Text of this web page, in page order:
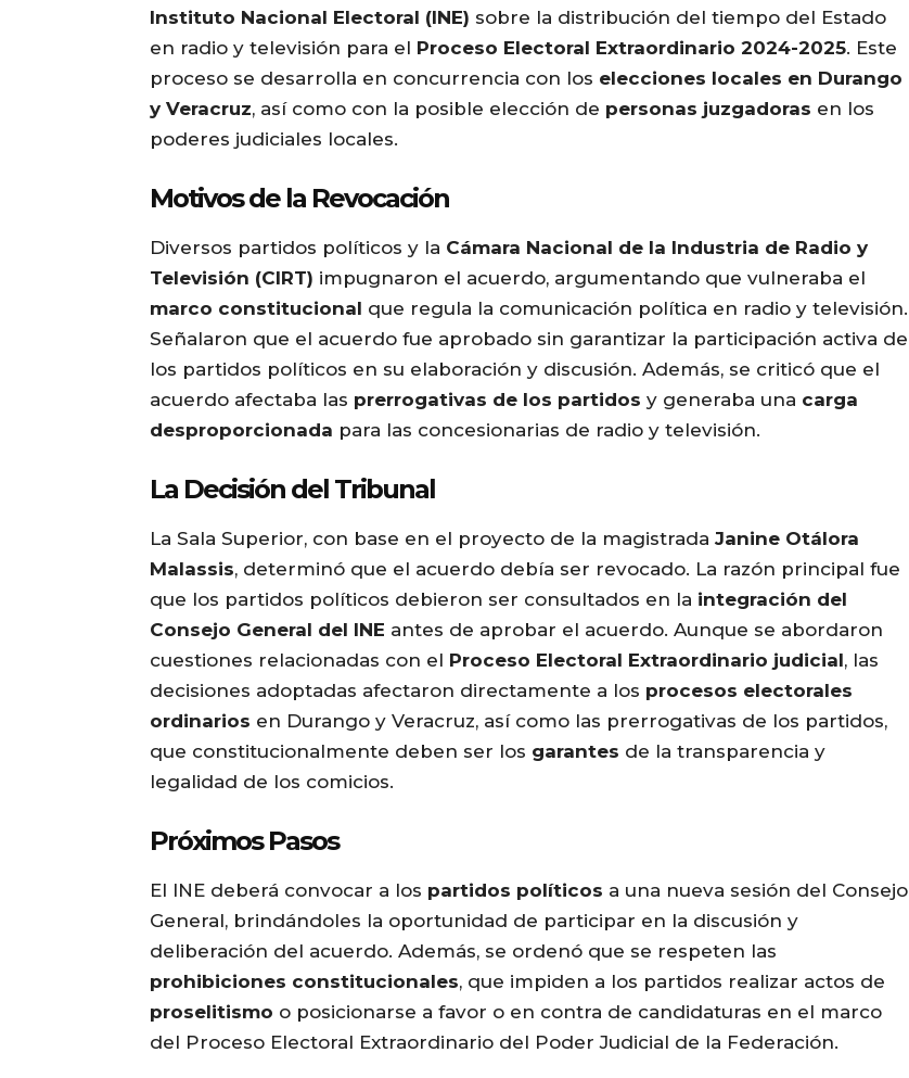
Instituto Nacional Electoral (INE) sobre la distribución del tiempo del Estado
en radio y televisión para el Proceso Electoral Extraordinario 2024-2025. Este
proceso se desarrolla en concurrencia con los elecciones locales en Durango
y Veracruz, así como con la posible elección de personas juzgadoras en los
poderes judiciales locales.
Motivos de la Revocación
Diversos partidos políticos y la Cámara Nacional de la Industria de Radio y
Televisión (CIRT) impugnaron el acuerdo, argumentando que vulneraba el
marco constitucional que regula la comunicación política en radio y televisión.
Señalaron que el acuerdo fue aprobado sin garantizar la participación activa de
los partidos políticos en su elaboración y discusión. Además, se criticó que el
acuerdo afectaba las prerrogativas de los partidos y generaba una carga
desproporcionada para las concesionarias de radio y televisión.
La Decisión del Tribunal
La Sala Superior, con base en el proyecto de la magistrada Janine Otálora
Malassis, determinó que el acuerdo debía ser revocado. La razón principal fue
que los partidos políticos debieron ser consultados en la integración del
Consejo General del INE antes de aprobar el acuerdo. Aunque se abordaron
cuestiones relacionadas con el Proceso Electoral Extraordinario judicial, las
decisiones adoptadas afectaron directamente a los procesos electorales
ordinarios en Durango y Veracruz, así como las prerrogativas de los partidos,
que constitucionalmente deben ser los garantes de la transparencia y
legalidad de los comicios.
Próximos Pasos
El INE deberá convocar a los partidos políticos a una nueva sesión del Consejo
General, brindándoles la oportunidad de participar en la discusión y
deliberación del acuerdo. Además, se ordenó que se respeten las
prohibiciones constitucionales, que impiden a los partidos realizar actos de
proselitismo o posicionarse a favor o en contra de candidaturas en el marco
del Proceso Electoral Extraordinario del Poder Judicial de la Federación.